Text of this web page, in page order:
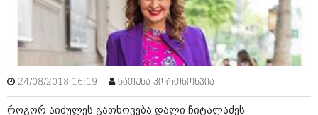
აპრილი 2018 (194)
მარტი 2018 (256)
თებერვალი 2018 (208)
იანვარი 2018 (215)
დეკემბერი 2017 (243)
სექტემბერი 2017 (261)
24/08/2018 16:19 ხათუნა კორთხონჯია
როგორ აიძულეს გათხოვება დალი ჩიტალაძეს